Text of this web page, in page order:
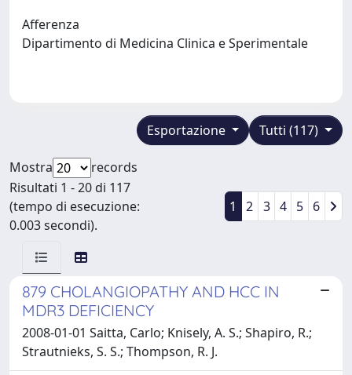
Afferenza
Dipartimento di Medicina Clinica e Sperimentale
Tutti (117)
Esportazione
Mostra
records
Risultati 1 - 20 di 117
(tempo di esecuzione:
0.003 secondi).
1 2 3 4 5 6
879 CHOLANGIOPATHY AND HCC IN
MDR3 DEFICIENCY
2008-01-01 Saitta, Carlo; Knisely, A. S.; Shapiro, R.;
Strautnieks, S. S.; Thompson, R. J.